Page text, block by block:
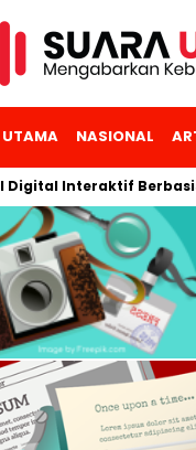
UTAMA NASIONAL
Berbasis AI